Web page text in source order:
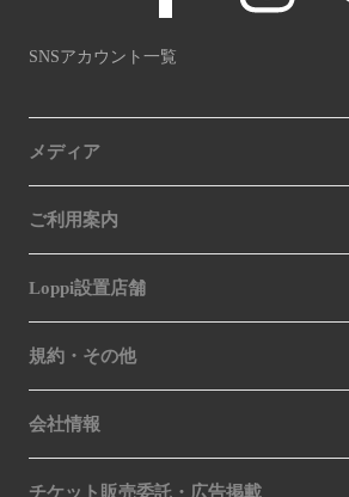
SNSアカウント一覧
メディア
ご利用案内
Loppi設置店舗
規約・その他
会社情報
チケット販売委託・広告掲載